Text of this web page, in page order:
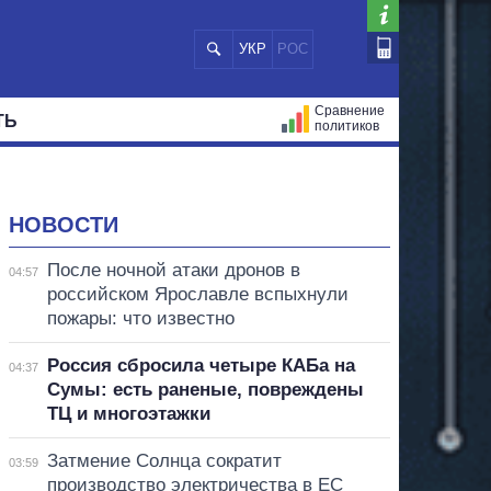
УКР РОС
Сравнение
политиков
НОВОСТИ
04:57
После ночной атаки дронов в
российском Ярославле вспыхнули
пожары: что известно
04:37
Россия сбросила четыре КАБа на
Сумы: есть раненые, повреждены
ТЦ и многоэтажки
03:59
Затмение Солнца сократит
производство электричества в ЕС